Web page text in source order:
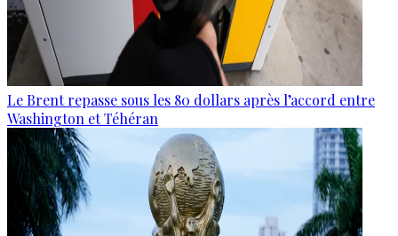
Le Brent repasse sous les 80 dollars après l’accord entre
Washington et Téhéran